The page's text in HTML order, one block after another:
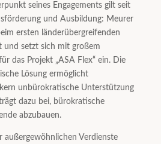
seines Engagements gilt seit
und Ausbildung: Meurer
ersten länderübergreifenden
und setzt sich mit großem
das Projekt „ASA Flex“ ein. Die
Lösung ermöglicht
unbürokratische Unterstützung
dazu bei, bürokratische
abzubauen.
außergewöhnlichen Verdienste